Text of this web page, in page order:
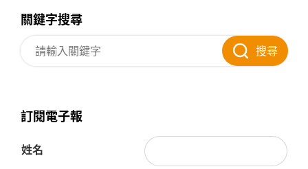
關鍵字搜尋
搜尋
訂閱電子報
姓名